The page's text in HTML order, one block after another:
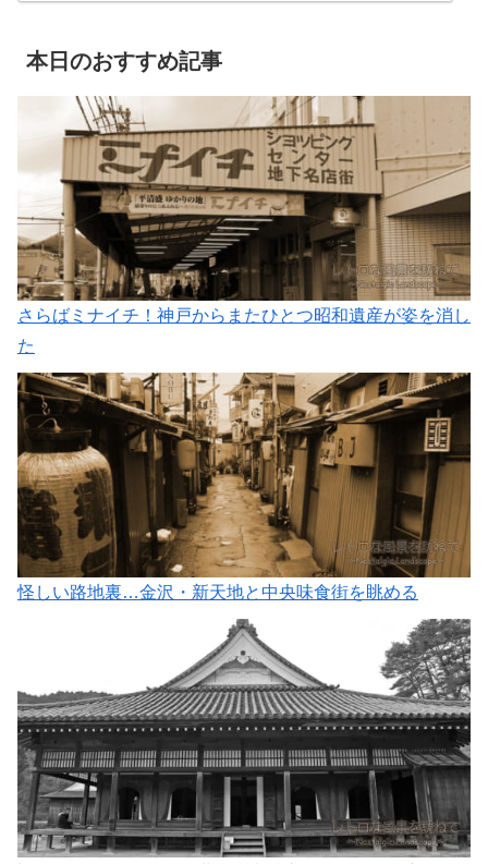
本日のおすすめ記事
さらばミナイチ！神戸からまたひとつ昭和遺産が姿を消し
た
怪しい路地裏…金沢・新天地と中央味食街を眺める